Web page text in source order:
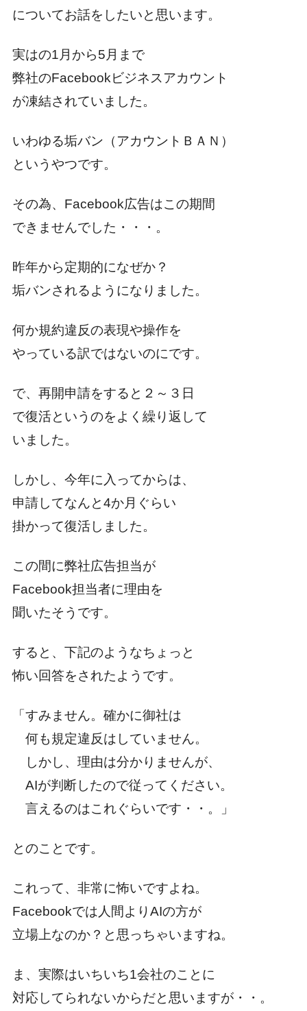
についてお話をしたいと思います。
実はの1月から5月まで
弊社のFacebookビジネスアカウント
が凍結されていました。
いわゆる垢バン（アカウントＢＡＮ）
というやつです。
その為、Facebook広告はこの期間
できませんでした・・・。
昨年から定期的になぜか？
垢バンされるようになりました。
何か規約違反の表現や操作を
やっている訳ではないのにです。
で、再開申請をすると２～３日
で復活というのをよく繰り返して
いました。
しかし、今年に入ってからは、
申請してなんと4か月ぐらい
掛かって復活しました。
この間に弊社広告担当が
Facebook担当者に理由を
聞いたそうです。
すると、下記のようなちょっと
怖い回答をされたようです。
「すみません。確かに御社は
何も規定違反はしていません。
しかし、理由は分かりませんが、
AIが判断したので従ってください。
言えるのはこれぐらいです・・。」
とのことです。
これって、非常に怖いですよね。
Facebookでは人間よりAIの方が
立場上なのか？と思っちゃいますね。
ま、実際はいちいち1会社のことに
対応してられないからだと思いますが・・。